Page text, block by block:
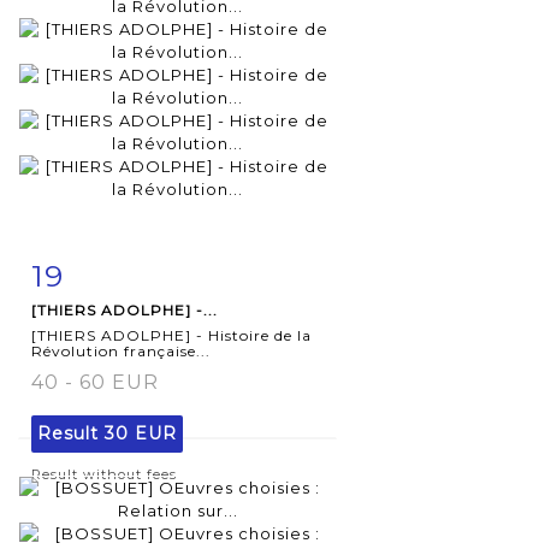
Item detail
19
[THIERS ADOLPHE] -...
[THIERS ADOLPHE] - Histoire de la
Révolution française...
40 - 60 EUR
Result30 EUR
Result without fees